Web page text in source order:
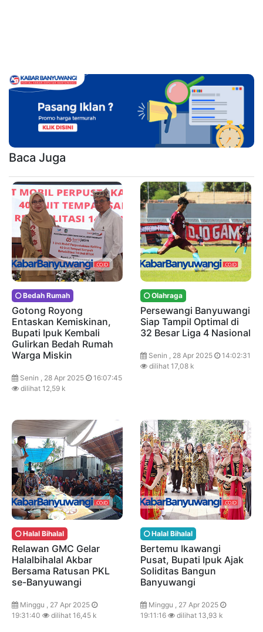
Baca Juga
Bedah Rumah
Gotong Royong
Entaskan Kemiskinan,
Bupati Ipuk Kembali
Gulirkan Bedah Rumah
Warga Miskin
Senin , 28 Apr 2025
16:07:45
dilihat 12,59 k
Olahraga
Persewangi Banyuwangi
Siap Tampil Optimal di
32 Besar Liga 4 Nasional
Senin , 28 Apr 2025
14:02:31
dilihat 17,08 k
Halal Bihalal
Relawan GMC Gelar
Halalbihalal Akbar
Bersama Ratusan PKL
se-Banyuwangi
Minggu , 27 Apr 2025
19:31:40
dilihat 16,45 k
Halal Bihalal
Bertemu Ikawangi
Pusat, Bupati Ipuk Ajak
Soliditas Bangun
Banyuwangi
Minggu , 27 Apr 2025
19:11:16
dilihat 13,93 k